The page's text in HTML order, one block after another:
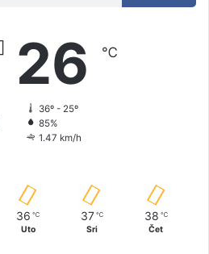
26 ℃
36º - 25º
85%
1.47 km/h
36 ℃
Uto
37 ℃
Sri
38 ℃
Čet